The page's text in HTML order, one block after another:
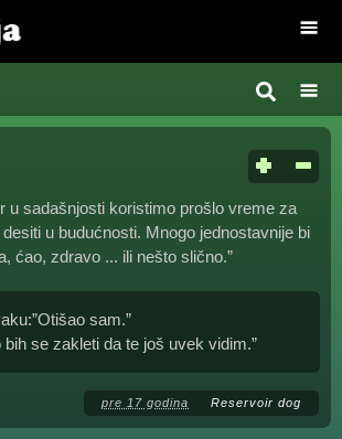
u sadašnjosti koristimo prošlo vreme za
u budućnosti. Mnogo jednostavnije bi
ćao, zdravo ... ili nešto slično.”
sam.”
bih se zakleti da te još uvek vidim.”
pre 17 godina Reservoir dog